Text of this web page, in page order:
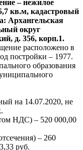
– нежилое
кв.м, кадастровый
Архангельская
округ
д. 356, корп.1.
расположено в
постройки – 1977.
образования
на 14.07.2020, не
НДС) – 520 000,00
– 260
руб.